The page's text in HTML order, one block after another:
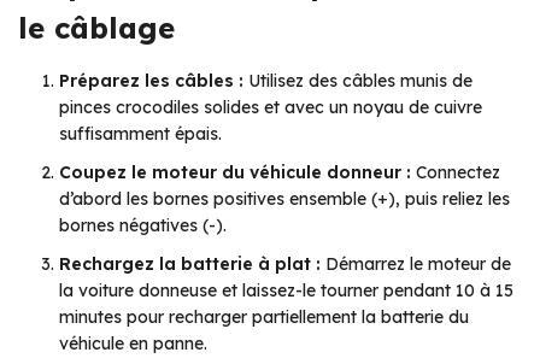
le câblage
Préparez les câbles : Utilisez des câbles munis de
pinces crocodiles solides et avec un noyau de cuivre
suffisamment épais.
Coupez le moteur du véhicule donneur : Connectez
d’abord les bornes positives ensemble (+), puis reliez les
bornes négatives (-).
Rechargez la batterie à plat : Démarrez le moteur de
la voiture donneuse et laissez-le tourner pendant 10 à 15
minutes pour recharger partiellement la batterie du
véhicule en panne.